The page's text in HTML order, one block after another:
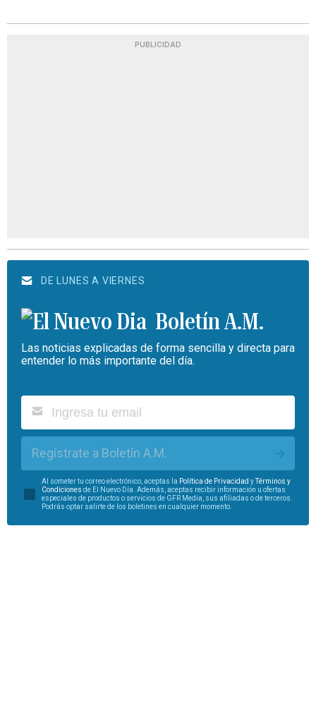
PUBLICIDAD
DE LUNES A VIERNES
Boletín A.M.
Las noticias explicadas de forma sencilla y directa para
entender lo más importante del día.
Regístrate a Boletín A.M.
Al someter tu correo electrónico, aceptas la Política de Privacidad yTérminos y
Condiciones de El Nuevo Día. Además, aceptas recibir información u ofertas
especiales de productos o servicios de GFR Media, sus afiliadas o de terceros.
Podrás optar salirte de los boletines en cualquier momento.